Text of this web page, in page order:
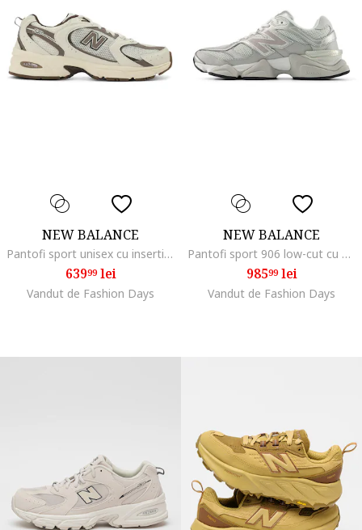
NEW BALANCE
Pantofi sport unisex cu insertii din piele ecologica 530, Maro inchis/Alb fildes
63999lei
Vandut de Fashion Days
NEW BALANCE
Pantofi sport 906 low-cut cu garnituri din material sintetic, Gri
98599lei
Vandut de Fashion Days